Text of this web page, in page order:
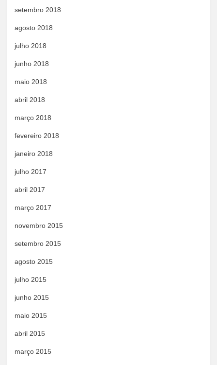
setembro 2018
agosto 2018
julho 2018
junho 2018
maio 2018
abril 2018
março 2018
fevereiro 2018
janeiro 2018
julho 2017
abril 2017
março 2017
novembro 2015
setembro 2015
agosto 2015
julho 2015
junho 2015
maio 2015
abril 2015
março 2015